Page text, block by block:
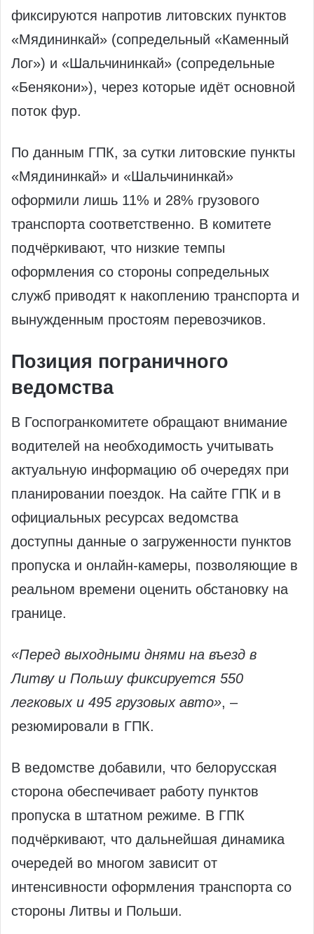
фиксируются напротив литовских пунктов
«Мядининкай» (сопредельный «Каменный
Лог») и «Шальчининкай» (сопредельные
«Бенякони»), через которые идёт основной
поток фур.
По данным ГПК, за сутки литовские пункты
«Мядининкай» и «Шальчининкай»
оформили лишь 11% и 28% грузового
транспорта соответственно. В комитете
подчёркивают, что низкие темпы
оформления со стороны сопредельных
служб приводят к накоплению транспорта и
вынужденным простоям перевозчиков.
Позиция пограничного
ведомства
В Госпогранкомитете обращают внимание
водителей на необходимость учитывать
актуальную информацию об очередях при
планировании поездок. На сайте ГПК и в
официальных ресурсах ведомства
доступны данные о загруженности пунктов
пропуска и онлайн-камеры, позволяющие в
реальном времени оценить обстановку на
границе.
«Перед выходными днями на въезд в
Литву и Польшу фиксируется 550
легковых и 495 грузовых авто», –
резюмировали в ГПК.
В ведомстве добавили, что белорусская
сторона обеспечивает работу пунктов
пропуска в штатном режиме. В ГПК
подчёркивают, что дальнейшая динамика
очередей во многом зависит от
интенсивности оформления транспорта со
стороны Литвы и Польши.